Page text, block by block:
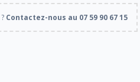
Contactez-nous au 07 59 90 67 15